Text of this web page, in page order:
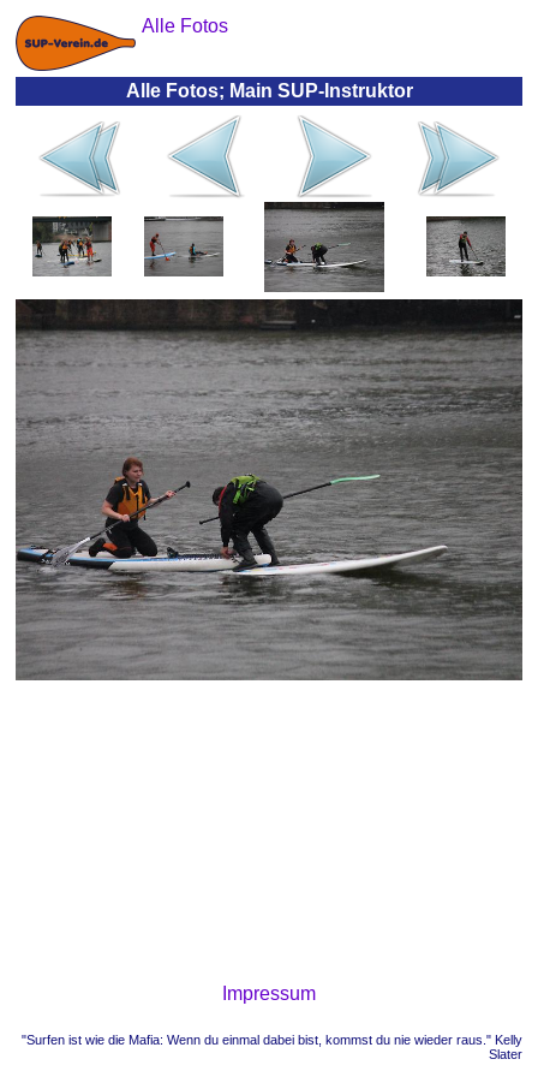
Alle Fotos
Alle Fotos; Main SUP-Instruktor
Impressum
"Surfen ist wie die Mafia: Wenn du einmal dabei bist, kommst du nie wieder raus." Kelly
Slater